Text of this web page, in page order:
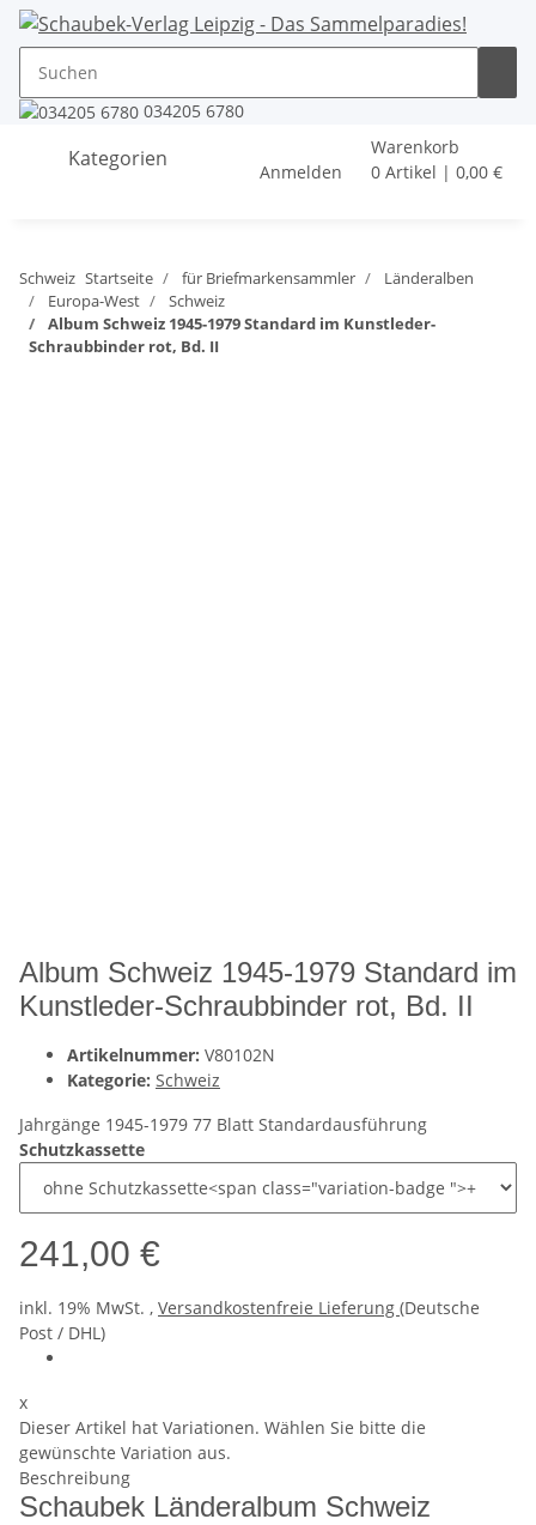
034205 6780
Kategorien
Anmelden
Warenkorb
0 Artikel | 0,00 €
Schweiz Startseite für Briefmarkensammler
Länderalben
Europa-West
Schweiz
Album Schweiz 1945-1979 Standard im Kunstleder-
Schraubbinder rot, Bd. II
Album Schweiz 1945-1979 Standard im
Kunstleder-Schraubbinder rot, Bd. II
Artikelnummer: V80102N
Kategorie: Schweiz
Jahrgänge 1945-1979 77 Blatt Standardausführung
Schutzkassette
241,00 €
inkl. 19% MwSt. , Versandkostenfreie Lieferung (Deutsche
Post / DHL)
x
Dieser Artikel hat Variationen. Wählen Sie bitte die
gewünschte Variation aus.
Beschreibung
Schaubek Länderalbum Schweiz